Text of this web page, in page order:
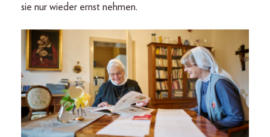
sie nur wieder ernst nehmen.